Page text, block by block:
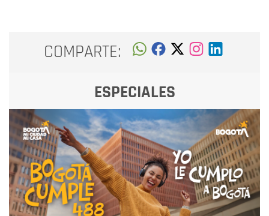
COMPARTE:
ESPECIALES